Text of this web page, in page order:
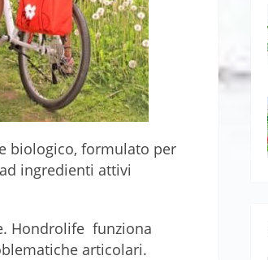
biologico, formulato per
ingredienti attivi
Hondrolife funziona
articolari.